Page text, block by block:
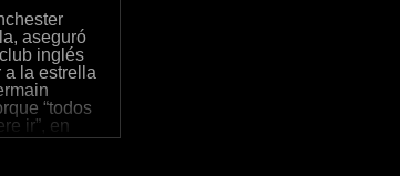
aseguró
inglés
a la estrella
“todos
ir”, en
Real